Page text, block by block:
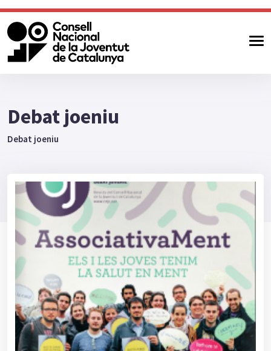
Debat joeniu
Debat joeniu